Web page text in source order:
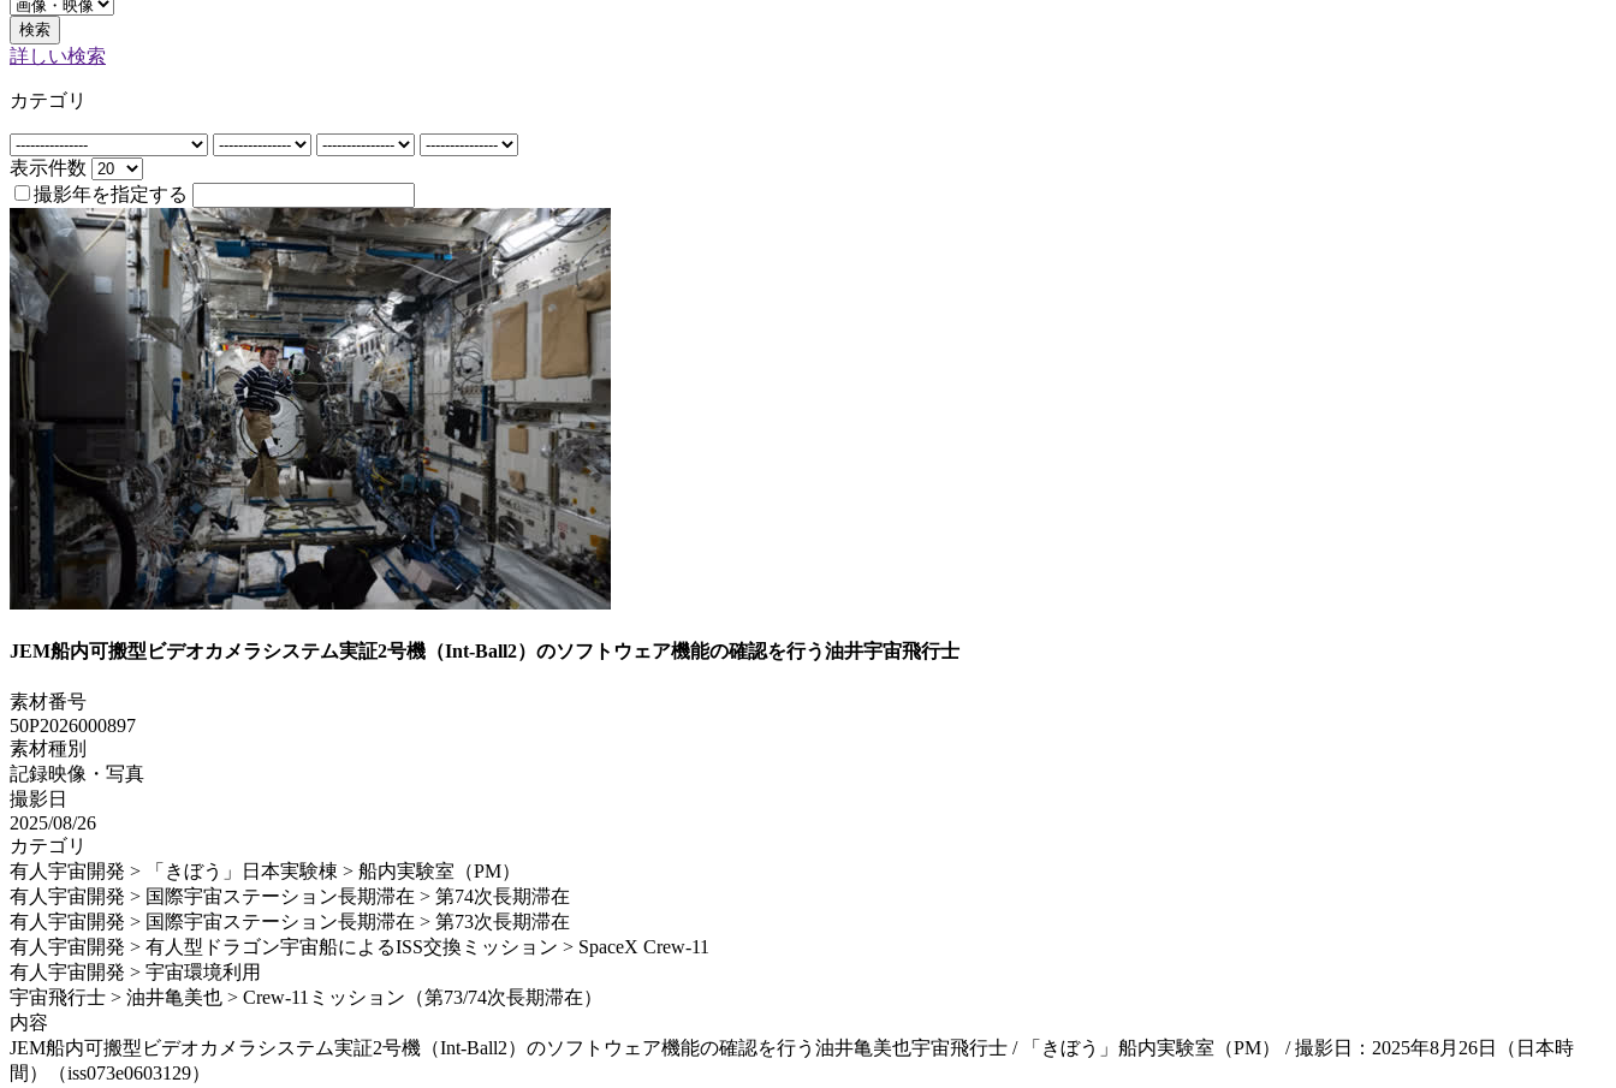
検索
詳しい検索
カテゴリ
表示件数
撮影年を指定する
JEM船内可搬型ビデオカメラシステム実証2号機（Int-Ball2）のソフトウェア機能の確認を行う油井宇宙飛行士
素材番号
50P2026000897
素材種別
記録映像・写真
撮影日
2025/08/26
カテゴリ
有人宇宙開発 > 「きぼう」日本実験棟 > 船内実験室（PM）
有人宇宙開発 > 国際宇宙ステーション長期滞在 > 第74次長期滞在
有人宇宙開発 > 国際宇宙ステーション長期滞在 > 第73次長期滞在
有人宇宙開発 > 有人型ドラゴン宇宙船によるISS交換ミッション > SpaceX Crew-11
有人宇宙開発 > 宇宙環境利用
宇宙飛行士 > 油井亀美也 > Crew-11ミッション（第73/74次長期滞在）
内容
JEM船内可搬型ビデオカメラシステム実証2号機（Int-Ball2）のソフトウェア機能の確認を行う油井亀美也宇宙飛行士 / 「きぼう」船内実験室（PM） / 撮影日：2025年8月26日（日本時
間）（iss073e0603129）